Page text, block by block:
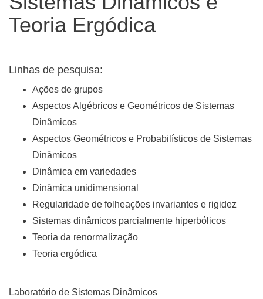
Teoria Ergódica
Linhas de pesquisa:
Ações de grupos
Aspectos Algébricos e Geométricos de Sistemas
Dinâmicos
Aspectos Geométricos e Probabilísticos de Sistemas
Dinâmicos
Dinâmica em variedades
Dinâmica unidimensional
Regularidade de folheações invariantes e rigidez
Sistemas dinâmicos parcialmente hiperbólicos
Teoria da renormalização
Teoria ergódica
Laboratório de Sistemas Dinâmicos